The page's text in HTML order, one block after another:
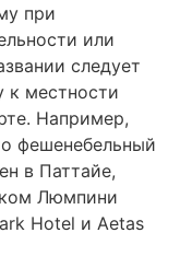
при
или
следует
к местности
Например,
фешенебельный
в Паттайе,
Люмпини
Hotel и Aetas